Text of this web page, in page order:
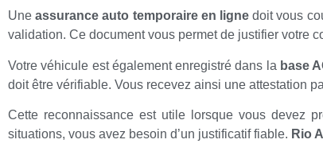
Uneassurance auto temporaire en ligne doit vous
validation. Ce document vous permet de justifier votre
Votre véhicule est également enregistré dans la base
doit être vérifiable. Vous recevez ainsi une attestation
Cette reconnaissance est utile lorsque vous devez
situations, vous avez besoin d’un justificatif fiable. Rio